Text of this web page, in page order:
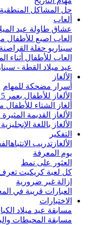
حل المشاكل المنطقية
ألعاب
عشاق طاولة عيد
العاب اصبع
سيناريو حفلة القراصنة
العاب للأطفال أثناء
عيد ميلاد القطة -
الألغاز
أسرار مضحكة للمهام
الألغاز للأطفال بعمر 5 سنوات هي المشاكل الأكثر متعة وإثارة للاهتمام من جميع أنحاء العالم
ألغاز الشتاء للأطفال من عمر 7 إلى 8 سنوات -
الألغاز القديمة
الألغاز باللغة
التفكير
الألغاز تدريب الانتباه
يوم المعرفة
العثور على نمط
كل لعبة كريكيت
إزالة غير ضرورية
العبارات قريبة في
الاختبارات
مسابقة عيد ميلاد
مسابقة المحيطات